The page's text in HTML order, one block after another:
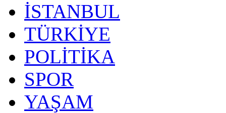
İSTANBUL
TÜRKİYE
POLİTİKA
SPOR
YAŞAM